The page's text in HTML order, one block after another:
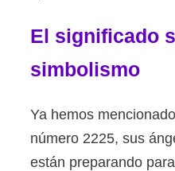
El significado
simbolismo
Ya hemos
número 2225, sus
están preparando